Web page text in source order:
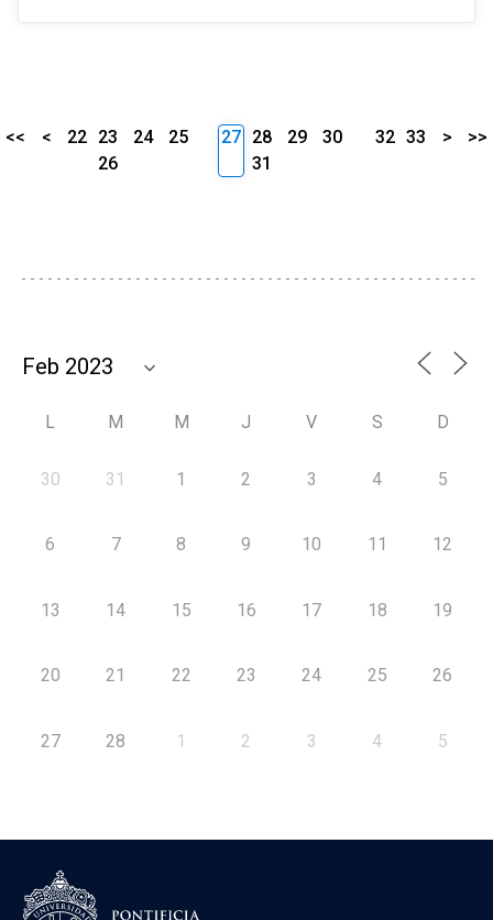
<< < 22 23 24
25
26
27 28 29
30
31
32 33 > >>
L M M J V S D
30 31 1 2 3 4 5
6 7 8 9 10 11 12
13 14 15 16 17 18 19
20 21 22 23 24 25 26
27 28 1 2 3 4 5